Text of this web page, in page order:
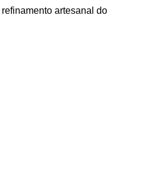
artesanal do